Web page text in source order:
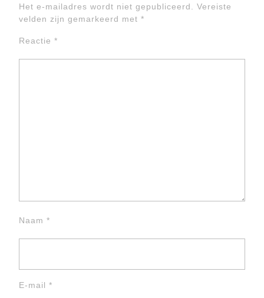
Het e-mailadres wordt niet gepubliceerd.
Vereiste
velden zijn gemarkeerd met *
Reactie *
Naam *
E-mail *